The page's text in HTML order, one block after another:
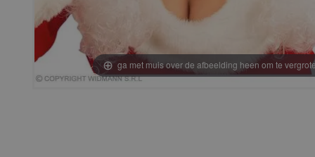
ga met muis over de afbeelding heen om te